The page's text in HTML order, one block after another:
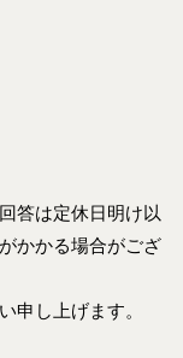
答は定休日明け以
かかる場合がござ
申し上げます。